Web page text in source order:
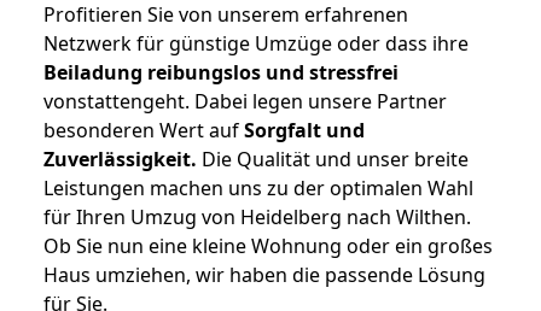
Profitieren Sie von unserem erfahrenen
Netzwerk für günstige Umzüge oder dass ihre
Beiladung reibungslos und stressfrei
vonstattengeht. Dabei legen unsere Partner
besonderen Wert aufSorgfalt und
Zuverlässigkeit. Die Qualität und unser breite
Leistungen machen uns zu der optimalen Wahl
für Ihren Umzug von Heidelberg nach Wilthen.
Ob Sie nun eine kleine Wohnung oder ein großes
Haus umziehen, wir haben die passende Lösung
für Sie.